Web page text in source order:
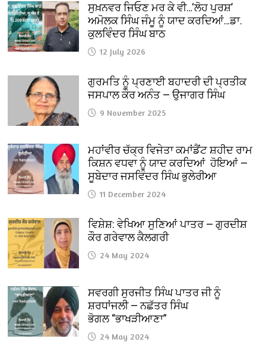
ਸੁਖ਼ਨਵਰ ਜਿਓਣ ਮਰ ਕੇ ਵੀ…‘ਲੋਹ ਪੁਰਸ਼’
ਅਮੋਲਕ ਸਿੰਘ ਜੰਮੂ ਨੂੰ ਯਾਦ ਕਰਦਿਆਂ…ਡਾ.
ਕੁਲਵਿੰਦਰ ਸਿੰਘ ਬਾਠ
12 July 2026
ਗੁਰਮਤਿ ਨੂੰ ਪ੍ਰਣਾਈ ਬਹਾਦਰੀ ਦੀ ਪ੍ਰਤੀਕ
ਜਸਪਾਲ ਕੌਰ ਅਨੰਤ — ਉਜਾਗਰ ਸਿੰਘ
9 November 2025
ਮਹਾਂਵੀਰ ਚੱਕ੍ਰ ਵਿਜੇਤਾ ਕਮਾਂਡੈਂਟ ਸ਼ਹੀਦ ਰਾਮ
ਕਿਸ਼ਨ ਵਧਵਾ ਨੂੰ ਯਾਦ ਕਰਦਿਆਂ ਹੋਇਆਂ —
ਸੂਬੇਦਾਰ ਜਸਵਿੰਦਰ ਸਿੰਘ ਭੁਲੇਰੀਆ
11 December 2024
ਵਿਸ਼ੇਸ਼: ਵੇਖਿਆ ਸੁਣਿਆਂ ਪਾਤਰ — ਗੁਰਦੀਸ਼
ਕੌਰ ਗਰੇਵਾਲ ਕੈਲਗਰੀ
24 May 2024
ਸਵਰਗੀ ਸੁਰਜੀਤ ਸਿੰਘ ਪਾਤਰ ਜੀ ਨੂੰ
ਸ਼ਰਧਾਂਜਲੀ — ਨਛੱਤਰ ਸਿੰਘ
ਭੋਗਲ “ਭਾਖੜੀਆਣਾ”
24 May 2024